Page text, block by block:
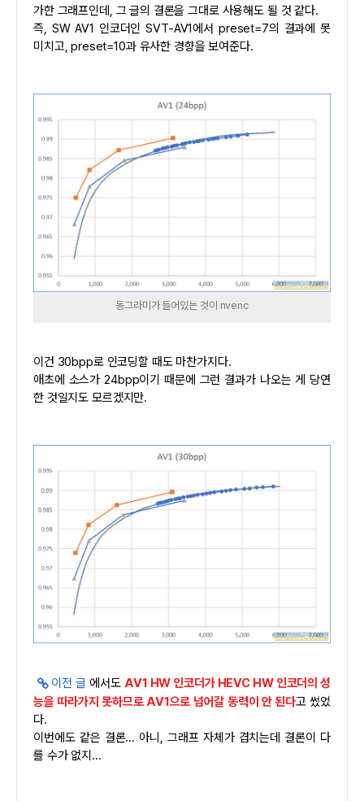
가한 그래프인데, 그 글의 결론을 그대로 사용해도 될 것 같다.
즉, SW AV1 인코더인 SVT-AV1에서 preset=7의 결과에 못
미치고, preset=10과 유사한 경향을 보여준다.
동그라미가 들어있는 것이 nvenc
이건 30bpp로 인코딩할 때도 마찬가지다.
애초에 소스가 24bpp이기 때문에 그런 결과가 나오는 게 당연
한 것일지도 모르겠지만.
이전 글 에서도 AV1 HW 인코더가 HEVC HW 인코더의 성
능을 따라가지 못하므로 AV1으로 넘어갈 동력이 안 된다고 썼었
다.
이번에도 같은 결론... 아니, 그래프 자체가 겹치는데 결론이 다
를 수가 없지...